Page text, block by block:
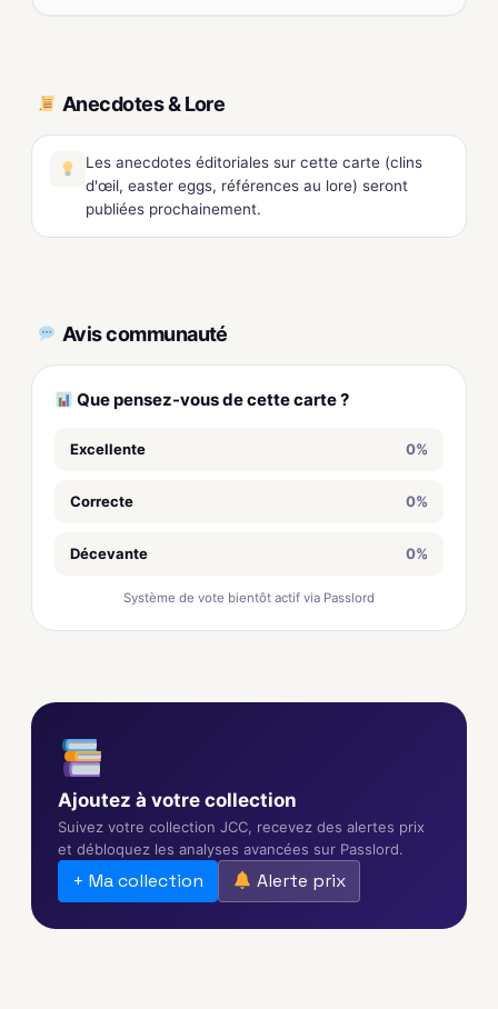
Anecdotes & Lore
Les anecdotes éditoriales sur cette carte (clins
d'œil, easter eggs, références au lore) seront
publiées prochainement.
Avis communauté
Que pensez-vous de cette carte ?
Excellente 0%
Correcte 0%
Décevante 0%
Système de vote bientôt actif via Passlord
Ajoutez à votre collection
Suivez votre collection JCC, recevez des alertes prix
et débloquez les analyses avancées sur Passlord.
+ Ma collection Alerte prix